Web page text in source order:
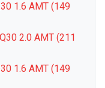
1.6 AMT (149
2.0 AMT (211
1.6 AMT (149